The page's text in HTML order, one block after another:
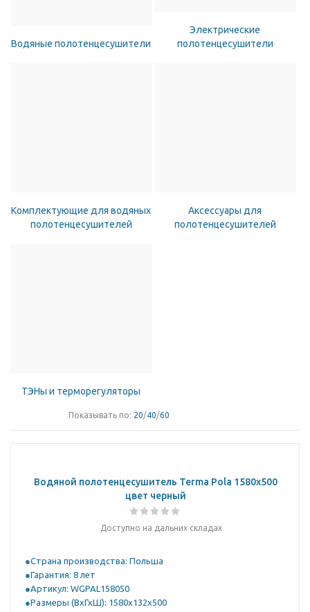
Водяные полотенцесушители
Электрические
полотенцесушители
Комплектующие для водяных
полотенцесушителей
Аксессуары для
полотенцесушителей
ТЭНы и терморегуляторы
Показывать по: 20/40/60
Водяной полотенцесушитель Terma Pola 1580x500
цвет черный
Доступно на дальних складах
Страна производства: Польша
Гарантия: 8 лет
Артикул: WGPAL158050
Размеры (ВхГхШ): 1580х132х500